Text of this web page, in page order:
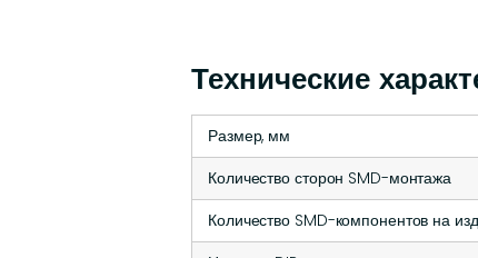
Технические
Размер, мм
Количество сторон SMD-монтажа
Количество SMD-компонентов на